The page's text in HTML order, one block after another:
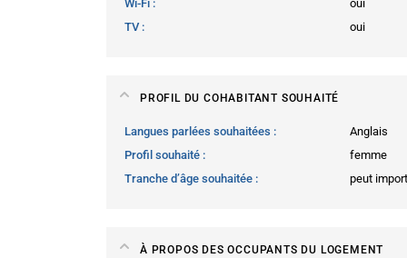
Wi-Fi
oui
TV
oui
PROFIL DU COHABITANT SOUHAITÉ
Langues parlées souhaitées
Anglais
Profil souhaité
femme
Tranche d’âge souhaitée
peut
À PROPOS DES OCCUPANTS DU LOGEMENT